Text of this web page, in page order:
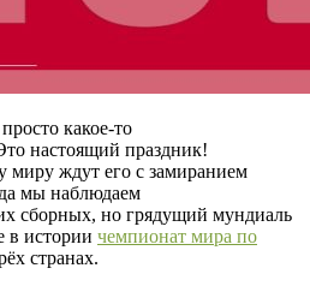
какое-то
настоящий праздник!
ждут его с замиранием
мы наблюдаем
сборных, но грядущий мундиаль
в истории чемпионат мира по
странах.